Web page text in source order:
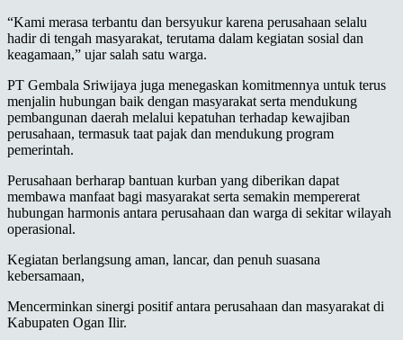
“Kami merasa terbantu dan bersyukur karena perusahaan selalu
hadir di tengah masyarakat, terutama dalam kegiatan sosial dan
keagamaan,” ujar salah satu warga.
PT Gembala Sriwijaya juga menegaskan komitmennya untuk terus
menjalin hubungan baik dengan masyarakat serta mendukung
pembangunan daerah melalui kepatuhan terhadap kewajiban
perusahaan, termasuk taat pajak dan mendukung program
pemerintah.
Perusahaan berharap bantuan kurban yang diberikan dapat
membawa manfaat bagi masyarakat serta semakin mempererat
hubungan harmonis antara perusahaan dan warga di sekitar wilayah
operasional.
Kegiatan berlangsung aman, lancar, dan penuh suasana
kebersamaan,
Mencerminkan sinergi positif antara perusahaan dan masyarakat di
Kabupaten Ogan Ilir.